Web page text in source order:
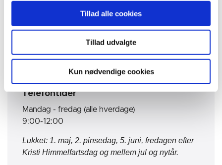
Tillad alle cookies
Tillad udvalgte
Kun nødvendige cookies
Hvorfor kan dit læs blive afvist?
Team Virksomhedsaffald
Telefontider
Mandag - fredag (alle hverdage)
9:00-12:00
Lukket: 1. maj, 2. pinsedag, 5. juni, fredagen efter
Kristi Himmelfartsdag og mellem jul og nytår.